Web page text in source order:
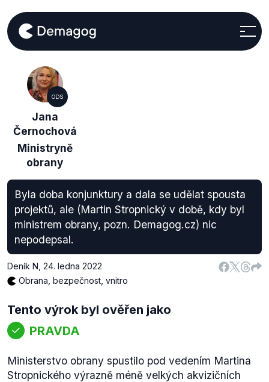
ODS
Jana
Černochová
Ministryně
obrany
Byla doba konjunktury a dala se udělat spousta
projektů, ale (Martin Stropnický v době, kdy byl
ministrem obrany, pozn. Demagog.cz) nic
nepodepsal.
Deník N 24. ledna 2022
Obrana, bezpečnost, vnitro
Tento výrok byl ověřen jako
PRAVDA
Ministerstvo obrany spustilo pod vedením Martina
Stropnického výrazně méně velkých akvizičních